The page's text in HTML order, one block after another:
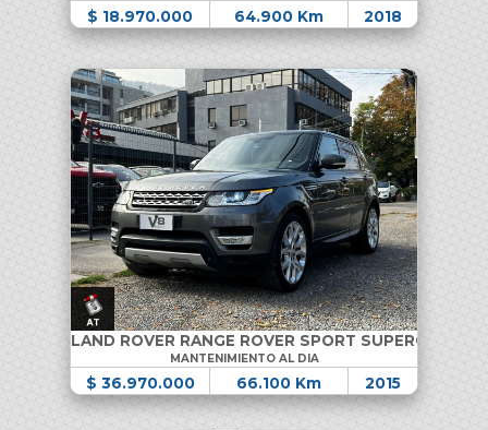
$ 18.970.000 64.900 Km 2018
LAND ROVER RANGE ROVER SPORT
MANTENIMIENTO AL DIA
$ 36.970.000 66.100 Km 2015